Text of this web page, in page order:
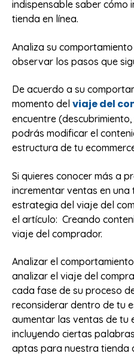
indispensable saber cómo
tienda en línea.
Analiza su
observar los pasos que
De acuerdo a su
momento del viaje del
encuentre
podrás modificar el
estructura de tu
Si quieres conocer más a
incrementar ventas en
estrategia del viaje del
el artículo: Creando
viaje del comprador.
Analizar el
analizar el viaje del
cada fase de su proceso
reconsiderar dentro de tu
aumentar las ventas de tu
incluyendo ciertas
aptas para nuestra tienda